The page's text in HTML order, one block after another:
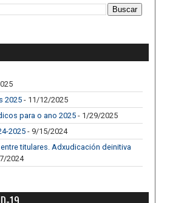
2025 - 11/12/2025
para o ano 2025 - 1/29/2025
2025 - 9/15/2024
titulares. Adxudicación deinitiva
2024